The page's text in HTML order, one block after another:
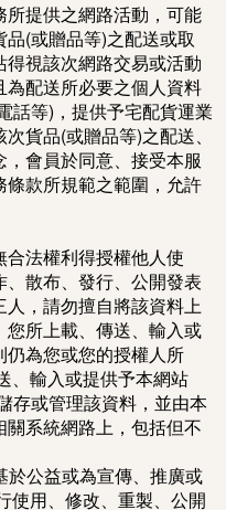
提供之網路活動，可能
(或贈品等)之配送或取
視該次網路交易或活動
配送所必要之個人資料
話等)，提供予宅配貨運業
貨品(或贈品等)之配送、
會員於同意、接受本服
款所規範之範圍，允許
法權利得授權他人使
散布、發行、公開發表
，請勿擅自將該資料上
所上載、傳送、輸入或
為您或您的授權人所
、輸入或提供予本網站
存或管理該資料，並由本
系統網路上，包括但不
於公益或為宣傳、推廣或
使用、修改、重製、公開